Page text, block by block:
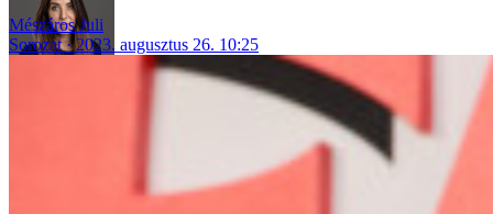
Mészáros Juli
Sorozat
2023. augusztus 26. 10:25